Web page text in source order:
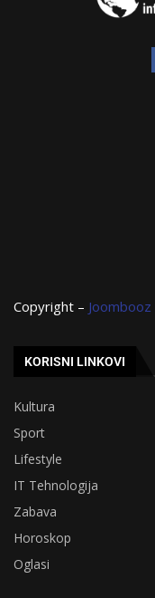
Copyright – Joombooz
KORISNI LINKOVI
Kultura
Sport
Lifestyle
IT Tehnologija
Zabava
Horoskop
Oglasi